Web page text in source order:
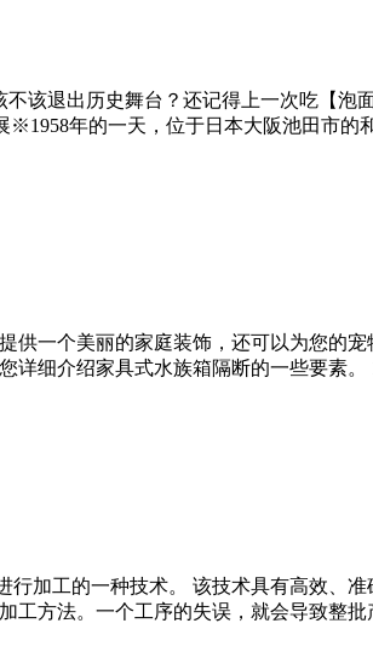
该退出历史舞台？还记得上一次吃【泡
年的一天，位于日本大阪池田市的
一个美丽的家庭装饰，还可以为您的
细介绍家具式水族箱隔断的一些要素
加工的一种技术。 该技术具有高效、
方法。一个工序的失误，就会导致整